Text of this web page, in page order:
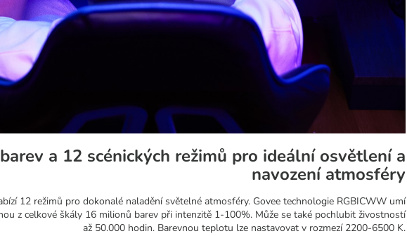
a 12 scénických režimů pro ideální osvětlení a
navození atmosféry
12 režimů pro dokonalé naladění světelné atmosféry. Govee technologie RGBICWW umí
z celkové škály 16 milionů barev při intenzitě 1-100%. Může se také pochlubit živostností
až 50.000 hodin. Barevnou teplotu lze nastavovat v rozmezí 2200-6500 K.